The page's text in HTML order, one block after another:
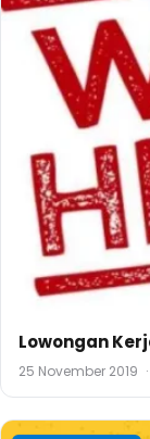
Lowongan
25 November 2019 ·